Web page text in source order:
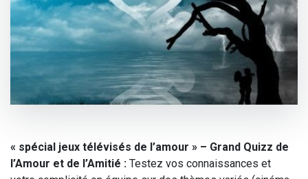
« spécial jeux télévisés de l’amour » – Grand Quizz de
l’Amour et de l’Amitié : Testez vos connaissances et